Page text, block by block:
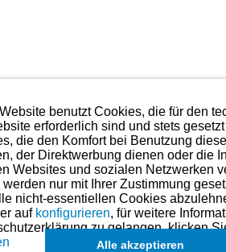
werden.
hierzu finden Sie in der Kategorien-
Reklamationen vorzubeugen.
u. Umtauschrecht. Nur orginal
zu vermeiden.
benutzt Cookies, die für den
erforderlich sind und stets
die den Komfort bei Benutzung
der Direktwerbung dienen oder die
Websites und sozialen Netzwerken
nur mit Ihrer Zustimmung
nicht-essentiellen Cookies
auf konfigurieren, für weitere
zu gelangen, klicken
Alle akzeptieren